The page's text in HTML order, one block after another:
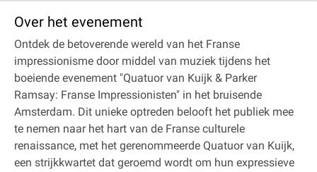
Over het evenement
Ontdek de betoverende wereld van het Franse
impressionisme door middel van muziek tijdens het
boeiende evenement "Quatuor van Kuijk & Parker
Ramsay: Franse Impressionisten" in het bruisende
Amsterdam. Dit unieke optreden belooft het publiek mee
te nemen naar het hart van de Franse culturele
renaissance, met het gerenommeerde Quatuor van Kuijk,
een strijkkwartet dat geroemd wordt om hun expressieve